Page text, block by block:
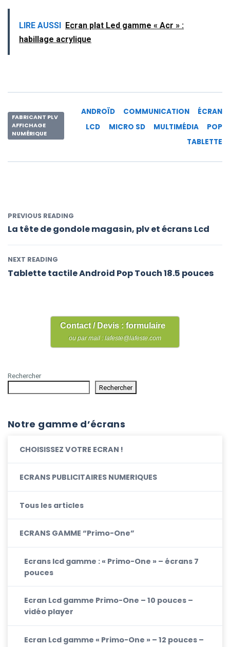
LIRE AUSSI Ecran plat Led gamme « Acr » :
habillage acrylique
FABRICANT PLV
AFFICHAGE
NUMÉRIQUE
ANDROÏD COMMUNICATION
ÉCRAN
LCD
MICRO SD MULTIMÉDIA
POP
TABLETTE
PREVIOUS READING
La tête de gondole magasin, plv et écrans Lcd
NEXT READING
Tablette tactile Android Pop Touch 18.5 pouces
Contact / Devis : formulaire
ou par mail : lafeste@lafeste.com
Rechercher
Rechercher
Notre gamme d’écrans
CHOISISSEZ VOTRE ECRAN !
ECRANS PUBLICITAIRES NUMERIQUES
Tous les articles
ECRANS GAMME “Primo-One”
Ecrans lcd gamme : « Primo-One » – écrans 7
pouces
Ecran Lcd gamme Primo-One – 10 pouces –
vidéo player
Ecran Lcd gamme « Primo-One » – 12 pouces –